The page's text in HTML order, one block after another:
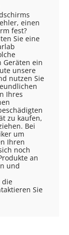
einen
fest?
Sie eine
Geräten ein
unsere
nutzen Sie
Ihres
zu kaufen,
Bei
um
Ihren
noch
an
und
die
Sie